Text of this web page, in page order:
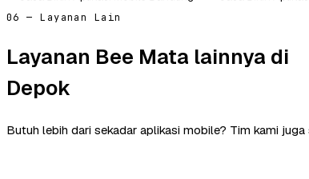
06 — Layanan Lain
Layanan Bee Mata lainnya di
Depok
Butuh lebih dari sekadar aplikasi mobile? Tim kami